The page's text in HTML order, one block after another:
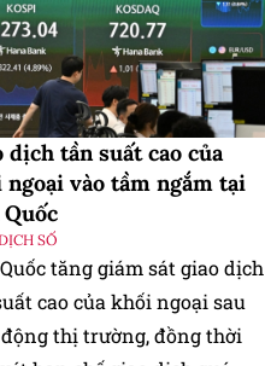
dịch tần suất cao của
vào tầm ngắm tại
SỐ
tăng giám sát giao dịch
cao của khối ngoại sau
thị trường, đồng thời